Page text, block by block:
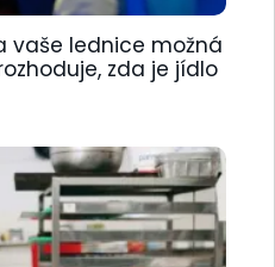
vaše lednice možná
zda je jídlo